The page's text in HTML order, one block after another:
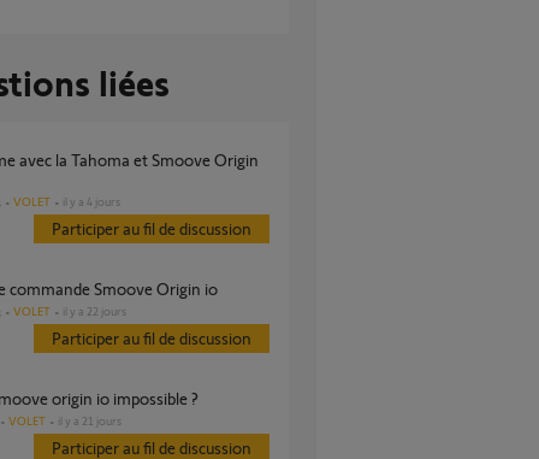
liées
VOLET il y a 4 jours
Participer au fil de discussion
commande Smoove Origin io
VOLET il y a 22 jours
Participer au fil de discussion
origin io impossible ?
VOLET il y a 21 jours
Participer au fil de discussion